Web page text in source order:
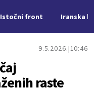
Istočni front Iranska
9.5.2026. 10:46
raste